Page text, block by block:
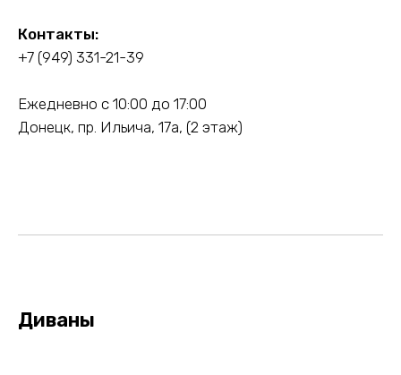
Контакты:
+7 (949) 331-21-39
Ежедневно с 10:00 до 17:00
Донецк, пр. Ильича, 17а, (2 этаж)
Диваны